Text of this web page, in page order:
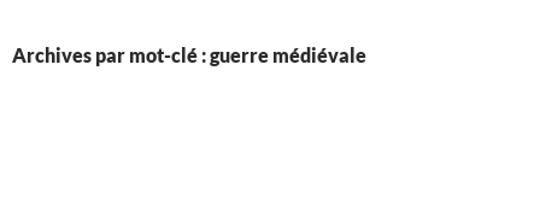
Archives par mot-clé : guerre médiévale